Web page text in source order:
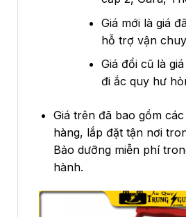
Giá mới là giá
hỗ trợ vận
Giá đổi cũ là
đi ắc quy hư
Giá trên đã bao gồm
hàng, lắp đặt tận nơi
Bảo dưỡng miễn phí
hành.